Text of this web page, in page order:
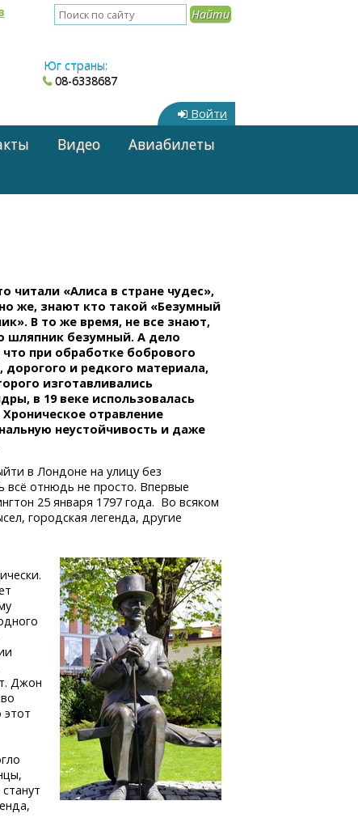
Юг страны:
08-6338687
Войти
Видео
Авиабилеты
читали «Алиса в стране чудес»,
же, знают кто такой «Безумный
В то же время, не все знают,
шляпник безумный. А дело
что при обработке бобрового
дорогого и редкого материала,
изготавливались
в 19 веке использовалась
Хроническое отравление
неустойчивость и даже
в Лондоне на улицу без
всё отнюдь не просто. Впервые
25 января 1797 года. Во всяком
городская легенда, другие
Джон